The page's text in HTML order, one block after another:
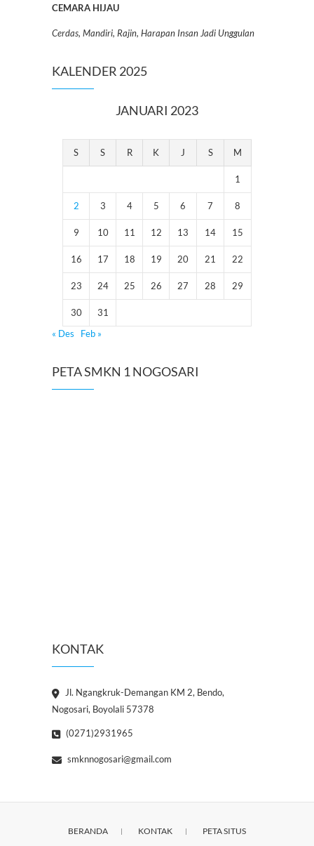
CEMARA HIJAU
Cerdas, Mandiri, Rajin, Harapan Insan Jadi Unggulan
KALENDER 2025
JANUARI 2023
S S R K J S M
1
2 3 4 5 6 7 8
9 10 11 12 13 14 15
16 17 18 19 20 21 22
23 24 25 26 27 28 29
30
31
« Des
Feb »
PETA SMKN 1 NOGOSARI
KONTAK
Jl. Ngangkruk-Demangan KM 2, Bendo,
Nogosari, Boyolali 57378
(0271)2931965
smknnogosari@gmail.com
BERANDA KONTAK PETA SITUS